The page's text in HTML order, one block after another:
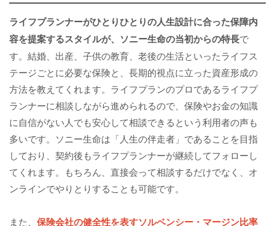
ライフプランナーがひとりひとりの人生設計に合った保障内
容を提案するスタイルが、ソニー生命の当初からの特長で
す。結婚、出産、子供の教育、老後の生活といったライフス
テージごとに必要な保険と、長期的視点に立った資産形成の
方法を教えてくれます。ライフプランのプロであるライフプ
ランナーに相談しながら進められるので、保険やお金の知識
に自信がない人でも安心して相談できるという利用者の声も
多いです。ソニー生命は「人生の伴走者」であることを目指
しており、契約後もライフプランナーが継続してフォローし
てくれます。もちろん、直接会って相談するだけでなく、オ
ンラインでやりとりすることも可能です。
また、 保険会社の健全性を表すソルベンシー・マージン比率